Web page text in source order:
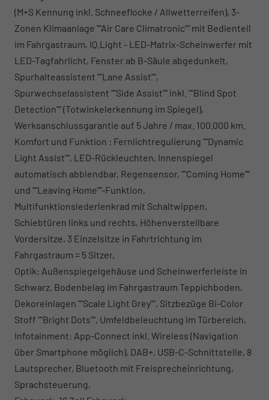
(M+S Kennung inkl. Schneeflocke / Allwetterreifen), 3-
Zonen Klimaanlage ""Air Care Climatronic"" mit Bedienteil
im Fahrgastraum, IQ.Light - LED-Matrix-Scheinwerfer mit
LED-Tagfahrlicht, Fenster ab B-Säule abgedunkelt,
Spurhalteassistent ""Lane Assist"",
Spurwechselassistent ""Side Assist"" inkl. ""Blind Spot
Detection"" (Totwinkelerkennung im Spiegel),
Werksanschlussgarantie auf 5 Jahre / max. 100.000 km.
Komfort und Funktion : Fernlichtregulierung ""Dynamic
Light Assist"", LED-Rückleuchten, Innenspiegel
automatisch abblendbar, Regensensor, ""Coming Home""
und ""Leaving Home""-Funktion,
Multifunktionslederlenkrad mit Schaltwippen,
Schiebtüren links und rechts, Höhenverstellbare
Vordersitze, 3 Einzelsitze in Fahrtrichtung im
Fahrgastraum = 5 Sitzer,
Optik: Außenspiegelgehäuse und Scheinwerferleiste in
Schwarz, Bodenbelag im Fahrgastraum Teppichboden,
Dekoreinlagen ""Scale Light Grey"", Sitzbezüge Bi-Color
Stoff ""Bright Dots"", Umfeldbeleuchtung im Türbereich,
Infotainment: App-Connect inkl. Wireless (Navigation
über Smartphone möglich), DAB+, USB-C-Schnittstelle, 8
Lautsprecher, Bluetooth mit Freisprecheinrichtung,
Sprachsteuerung,